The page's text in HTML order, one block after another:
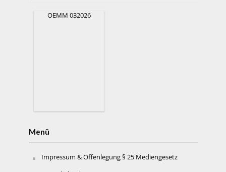
OEMM 032026
Menü
Impressum & Offenlegung § 25 Mediengesetz